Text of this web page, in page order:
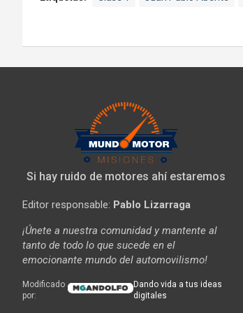
Si hay ruido de motores ahí estaremos
Editor responsable: Pablo Lizarraga
¡Únete a nuestra comunidad y mantente al
tanto de todo lo que sucede en el
emocionante mundo del automovilismo!
Modificado
por:
Dando vida a tus ideas
digitales